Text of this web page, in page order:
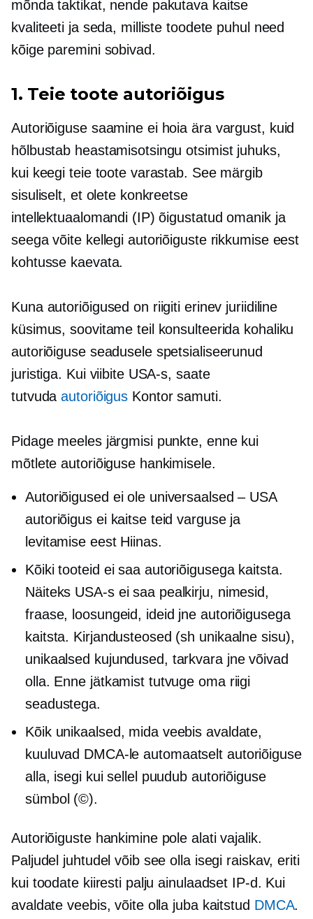
mõnda taktikat, nende pakutava kaitse
kvaliteeti ja seda, milliste toodete puhul need
kõige paremini sobivad.
1. Teie toote autoriõigus
Autoriõiguse saamine ei hoia ära vargust, kuid
hõlbustab heastamisotsingu otsimist juhuks,
kui keegi teie toote varastab. See märgib
sisuliselt, et olete konkreetse
intellektuaalomandi (IP) õigustatud omanik ja
seega võite kellegi autoriõiguste rikkumise eest
kohtusse kaevata.
Kuna autoriõigused on riigiti erinev juriidiline
küsimus, soovitame teil konsulteerida kohaliku
autoriõiguse seadusele spetsialiseerunud
juristiga. Kui viibite USA-s, saate
tutvudaautoriõigus Kontor samuti.
Pidage meeles järgmisi punkte, enne kui
mõtlete autoriõiguse hankimisele.
Autoriõigused ei ole universaalsed – USA
autoriõigus ei kaitse teid varguse ja
levitamise eest Hiinas.
Kõiki tooteid ei saa autoriõigusega kaitsta.
Näiteks USA-s ei saa pealkirju, nimesid,
fraase, loosungeid, ideid jne autoriõigusega
kaitsta. Kirjandusteosed (sh unikaalne sisu),
unikaalsed kujundused, tarkvara jne võivad
olla. Enne jätkamist tutvuge oma riigi
seadustega.
Kõik unikaalsed, mida veebis avaldate,
kuuluvad DMCA-le automaatselt autoriõiguse
alla, isegi kui sellel puudub autoriõiguse
sümbol (©).
Autoriõiguste hankimine pole alati vajalik.
Paljudel juhtudel võib see olla isegi raiskav, eriti
kui toodate kiiresti palju ainulaadset IP-d. Kui
avaldate veebis, võite olla juba kaitstud DMCA.